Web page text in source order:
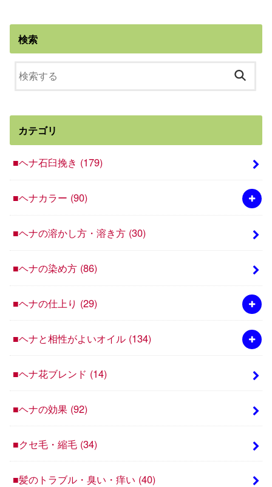
検索
カテゴリ
■ヘナ石臼挽き (179)
■ヘナカラー (90)
■ヘナの溶かし方・溶き方 (30)
■ヘナの染め方 (86)
■ヘナの仕上り (29)
■ヘナと相性がよいオイル (134)
■ヘナ花ブレンド (14)
■ヘナの効果 (92)
■クセ毛・縮毛 (34)
■髪のトラブル・臭い・痒い (40)